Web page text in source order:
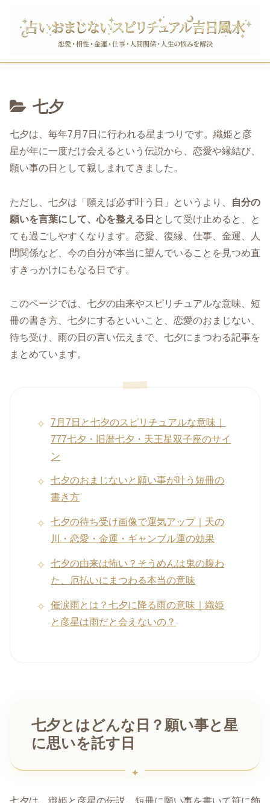
七夕
七夕は、毎年7月7日に行われる星まつりです。織姫と彦
星が年に一度だけ会えるという伝説から、恋愛や縁結び、
願い事の日として親しまれてきました。
ただし、七夕は「願えば必ず叶う日」というより、
自分の
願いを言葉にして、心を整える日 として受け止めると、と
ても過ごしやすくなります。恋愛、復縁、仕事、金運、人
間関係など、今の自分が本当に望んでいることを見つめ直
すきっかけにもなる日です。
このページでは、七夕の由来やスピリチュアルな意味、短
冊の書き方、七夕にするといいこと、恋愛のおまじない、
待ち受け、雨の日の言い伝えまで、七夕にまつわる記事を
まとめています。
7月7日と七夕のスピリチュアルな意味｜
777七夕・旧暦七夕・天王星双子座のサイ
ン
七夕のおまじないと願い事が叶う短冊の
書き方
七夕の待ち受け画像で運気アップ｜天の
川・恋愛・金運・ギャンブル運の効果
七夕の由来は怖い？そうめんは鬼の腹わ
た、厄払いにまつわる本当の意味
催涙雨とは？七夕に降る雨の意味｜織姫
と彦星は雨だと会えないの？
七夕とはどんな日？願い事と星
に思いを託す日